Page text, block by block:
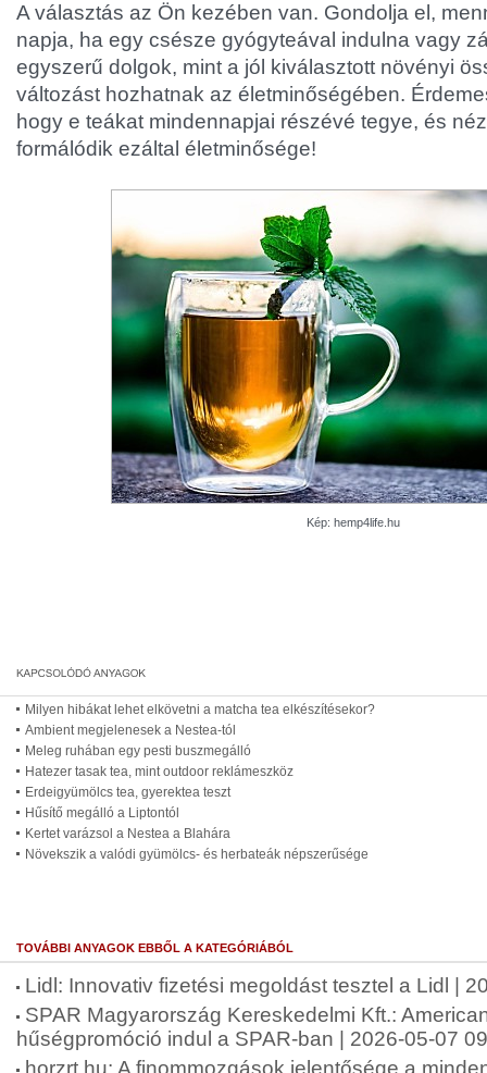
A választás az Ön kezében van. Gondolja el,
napja, ha egy csésze gyógyteával indulna vagy
egyszerű dolgok, mint a jól kiválasztott növényi
változást hozhatnak az életminőségében.
hogy e teákat mindennapjai részévé tegye, és
formálódik ezáltal életminősége!
Kép: hemp4life.hu
Milyen hibákat lehet elkövetni a matcha tea elkészítésekor?
Ambient megjelenesek a Nestea-tól
Meleg ruhában egy pesti buszmegálló
Hatezer tasak tea, mint outdoor reklámeszköz
Erdeigyümölcs tea, gyerektea teszt
Hűsítő megálló a Liptontól
Kertet varázsol a Nestea a Blahára
Növekszik a valódi gyümölcs- és herbateák népszerűsége
TOVÁBBI ANYAGOK EBBŐL A KATEGÓRIÁBÓL
Lidl: Innovativ fizetési megoldást tesztel a Lidl |
SPAR Magyarország Kereskedelmi Kft.:
hűségpromóció indul a SPAR-ban | 2026-05-07
horzrt.hu: A finommozgások jelentősége a